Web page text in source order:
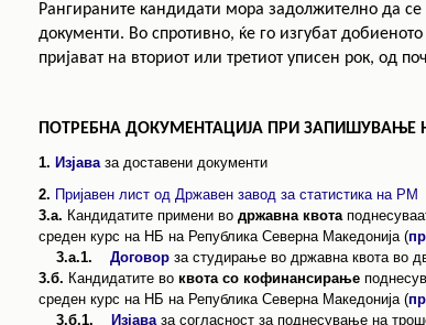
ФИНКИ LIVE
АЛУМНИ
Рангираните кандидати мора задолжително да
документи. Во спротивно, ќе го изгубат
пријават на вториот или третиот уписен рок, од
ПОТРЕБНА ДОКУМЕНТАЦИЈА ПРИ ЗАПИШУВАЊЕ
1. Изјава за доставени документи
2. Пријавен лист од Државен завод за статистика на РМ
3.а. Кандидатите примени во државна квота
среден курс на НБ на Република Северна Македонија (
3.а.1.
Договор за студирање во државна квота во
3.б. Кандидатите во квота со кофинансирање
среден курс на НБ на Република Северна Македонија (
3.б.1.
Изјава за согласност за поднесување на